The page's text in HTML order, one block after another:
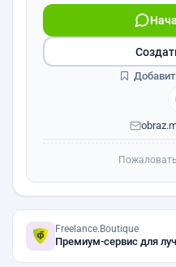
Freelance.Boutique
Премиум-сервис для